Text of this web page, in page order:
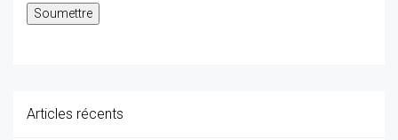
Articles récents